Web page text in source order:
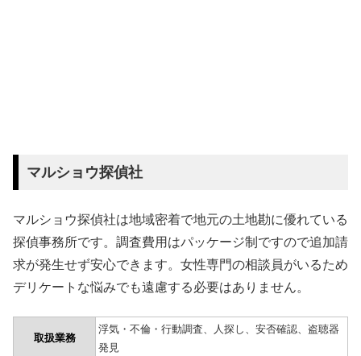
マルショウ探偵社
マルショウ探偵社は地域密着で地元の土地勘に優れている
探偵事務所です。調査費用はパッケージ制ですので追加請
求が発生せず安心できます。女性専門の相談員がいるため
デリケートな悩みでも遠慮する必要はありません。
取扱業務
浮気・不倫・行動調査、人探し、安否確認、盗聴器
発見